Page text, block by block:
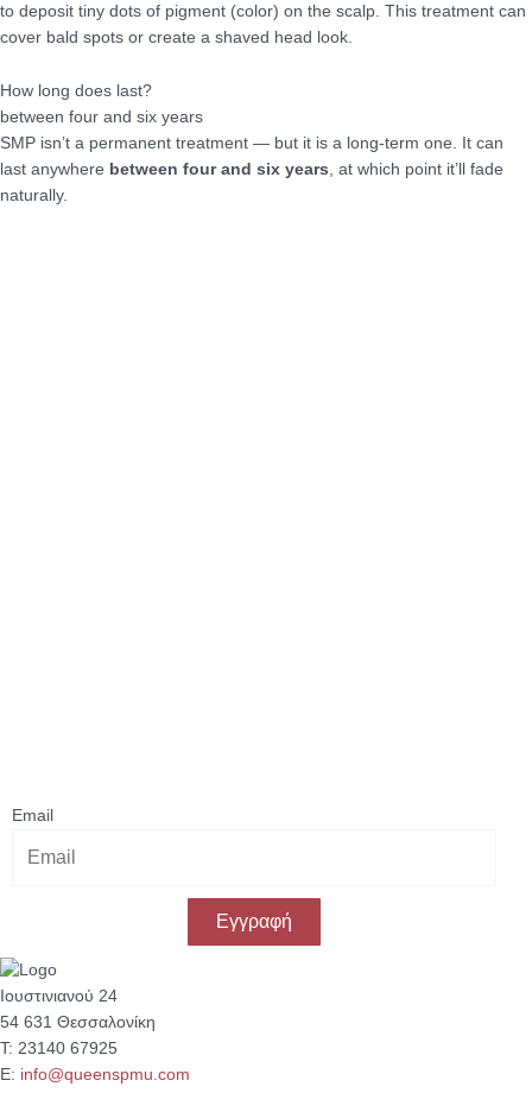
to deposit tiny dots of pigment (color) on the scalp. This treatment can
cover bald spots or create a shaved head look.
How long does last?
between four and six years
SMP isn’t a permanent treatment — but it is a long-term one. It can
last anywhere between four and six years, at which point it’ll fade
naturally.
Email
Εγγραφή
Ιουστινιανού 24
54 631 Θεσσαλονίκη
Τ: 23140 67925
Ε: info@queenspmu.com